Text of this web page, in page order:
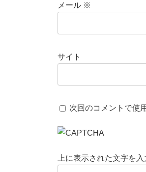
メール ※
サイト
次回のコメントで使
上に表示された文字を入